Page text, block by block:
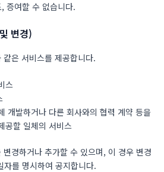
증여할 수 없습니다.
변경)
은 서비스를 제공합니다.
스
개발하거나 다른 회사와의 협력 계약 등을
공할 일체의 서비스
경하거나 추가할 수 있으며, 이 경우 변경
를 명시하여 공지합니다.